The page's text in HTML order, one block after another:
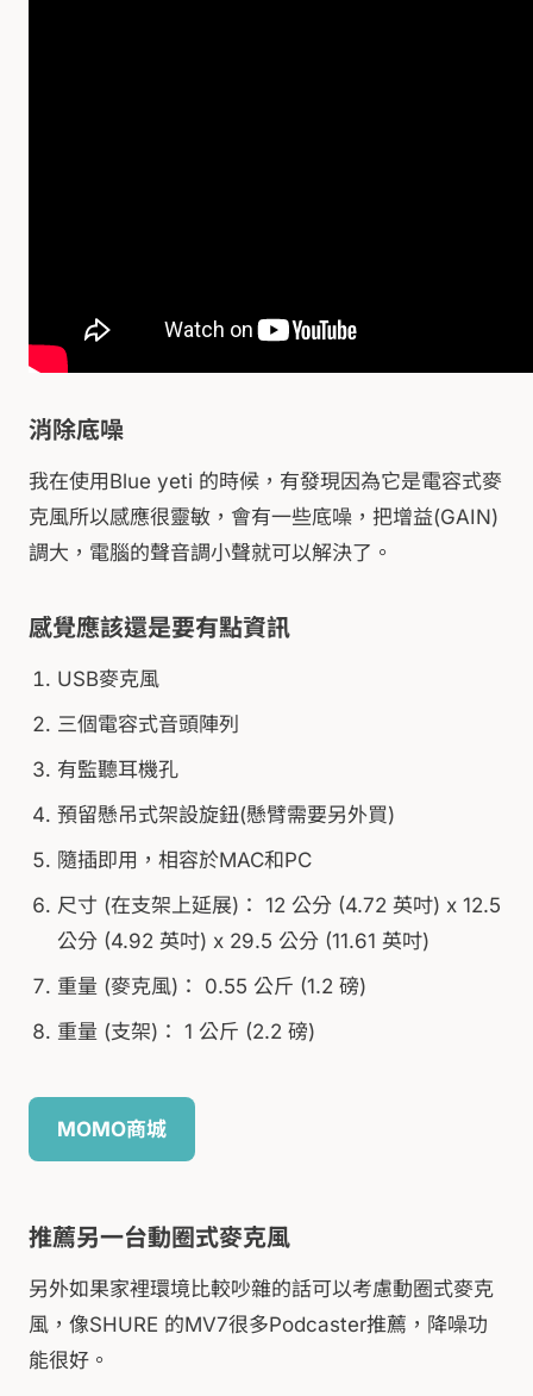
消除底噪
我在使用Blue yeti 的時候，有發現因為它是電容式麥
克風所以感應很靈敏，會有一些底噪，把增益(GAIN)
調大，電腦的聲音調小聲就可以解決了。
感覺應該還是要有點資訊
USB麥克風
三個電容式音頭陣列
有監聽耳機孔
預留懸吊式架設旋鈕(懸臂需要另外買)
隨插即用，相容於MAC和PC
尺寸 (在支架上延展)： 12 公分 (4.72 英吋) x 12.5
公分 (4.92 英吋) x 29.5 公分 (11.61 英吋)
重量 (麥克風)： 0.55 公斤 (1.2 磅)
重量 (支架)： 1 公斤 (2.2 磅)
MOMO商城
推薦另一台動圈式麥克風
另外如果家裡環境比較吵雜的話可以考慮動圈式麥克
風，像SHURE 的MV7很多Podcaster推薦，降噪功
能很好。